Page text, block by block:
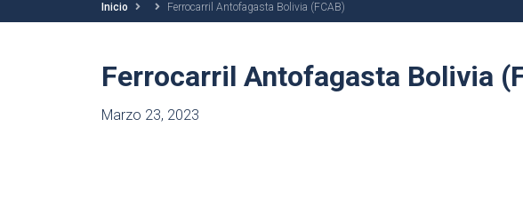
Inicio Ferrocarril Antofagasta Bolivia (FCAB)
Ferrocarril Antofagasta Bolivia
Marzo 23, 2023